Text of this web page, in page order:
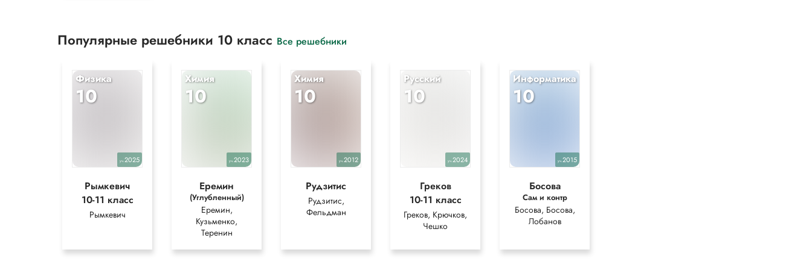
Популярные решебники 10 класс Все решебники
Физика
10
уч.2025
Рымкевич
10-11 класс
Рымкевич
Химия
10
уч.2023
Еремин
(Углубленный)
Еремин,
Кузьменко,
Теренин
Химия
10
уч.2012
Рудзитис
Рудзитис,
Фельдман
Русский
10
уч.2024
Греков
10-11 класс
Греков, Крючков,
Чешко
Информатика
10
уч.2015
Босова
Сам и контр
Босова, Босова,
Лобанов